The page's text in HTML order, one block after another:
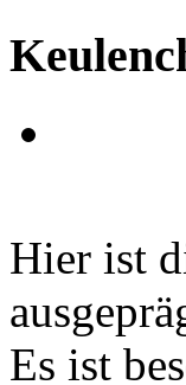
Hier ist
Es ist